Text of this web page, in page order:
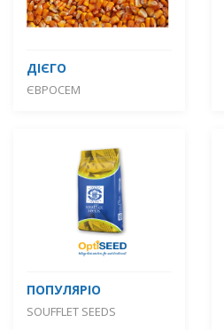
ДІЄГО
ЄВРОСЕМ
ПОПУЛЯРІО
SOUFFLET SEEDS